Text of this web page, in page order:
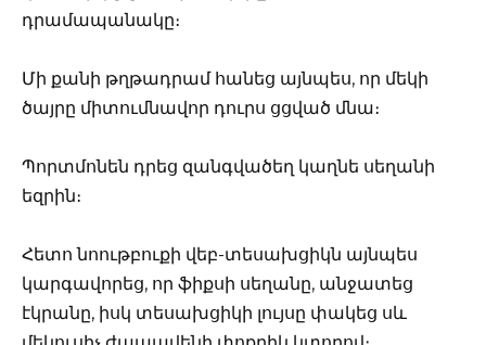
դրամապանակը։
Մի քանի թղթադրամ հանեց այնպես, որ մեկի
ծայրը միտումնավոր դուրս ցցված մնա։
Պորտմոնեն դրեց զանգվածեղ կաղնե սեղանի
եզրին։
Հետո նոութբուքի վեբ-տեսախցիկն այնպես
կարգավորեց, որ ֆիքսի սեղանը, անջատեց
էկրանը, իսկ տեսախցիկի լույսը փակեց սև